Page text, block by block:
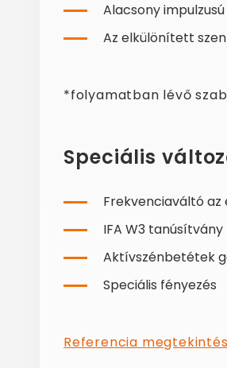
Alacsony
Az elkülönített
*folyamatban lévő
Speciális
Frekvenciaváltó
IFA W3
Aktívszénbetétek
Speciális fényezés
Referencia